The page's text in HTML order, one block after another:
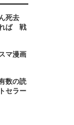
死去
れば 戦
マ漫画
数の読
セラー